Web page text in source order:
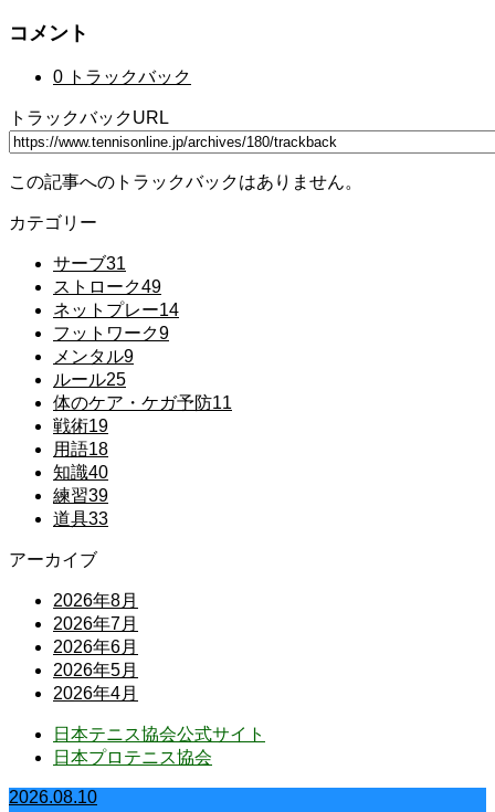
コメント
0 トラックバック
トラックバックURL
この記事へのトラックバックはありません。
カテゴリー
サーブ31
ストローク49
ネットプレー14
フットワーク9
メンタル9
ルール25
体のケア・ケガ予防11
戦術19
用語18
知識40
練習39
道具33
アーカイブ
2026年8月
2026年7月
2026年6月
2026年5月
2026年4月
日本テニス協会公式サイト
日本プロテニス協会
2026.08.10